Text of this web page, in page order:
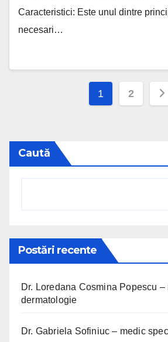
Caracteristici: Este unul dintre
necesari…
Paginație
1 2
Caută
Postări recente
Dr. Loredana Cosmina Popescu
dermatologie
Dr. Gabriela Sofiniuc – medic